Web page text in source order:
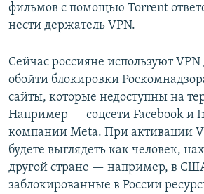
фильмов с помощью Torrent
нести держатель VPN.
Сейчас россияне используют VPN
обойти блокировки
сайты, которые недоступны на
Например — соцсети Facebook и
компании Meta. При активации
будете выглядеть как человек,
другой стране — например, в
заблокированные в России